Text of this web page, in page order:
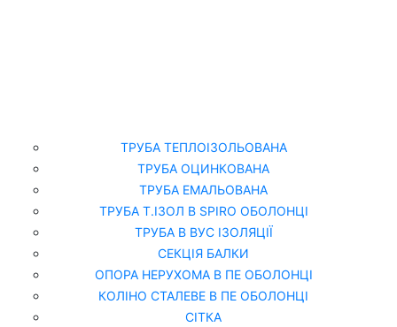
ТРУБА ТЕПЛОІЗОЛЬОВАНА
ТРУБА ОЦИНКОВАНА
ТРУБА ЕМАЛЬОВАНА
ТРУБА Т.ІЗОЛ В SPIRO ОБОЛОНЦІ
ТРУБА В ВУС ІЗОЛЯЦІЇ
СЕКЦІЯ БАЛКИ
ОПОРА НЕРУХОМА В ПЕ ОБОЛОНЦІ
КОЛІНО СТАЛЕВЕ В ПЕ ОБОЛОНЦІ
СІТКА